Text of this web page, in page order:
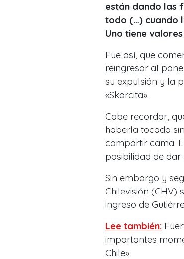
están dando las
todo (…) cuando
Uno tiene
Fue así, que
reingresar al
su expulsión y la
«Skarcita».
Cabe recordar,
haberla tocado
compartir cama.
posibilidad de dar
Sin embargo y
Chilevisión (CHV)
ingreso de
Lee también:
importantes
Chile»